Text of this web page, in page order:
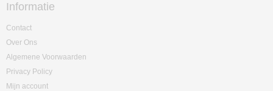
Informatie
Contact
Over Ons
Algemene Voorwaarden
Privacy Policy
Mijn account